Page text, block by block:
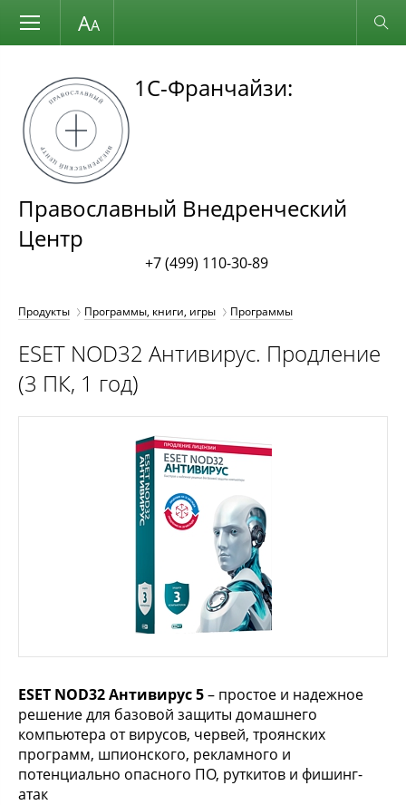
Размер шрифта Обычная версия
1С-Франчайзи:
Православный Внедренческий
Центр
+7 (499) 110-30-89
Продукты Программы, книги, игры Программы
ESET NOD32 Антивирус. Продление
(3 ПК, 1 год)
ESET NOD32 Антивирус 5– простое и надежное
решение для базовой защиты домашнего
компьютера от вирусов, червей, троянских
программ, шпионского, рекламного и
потенциально опасного ПО, руткитов и фишинг-
атак